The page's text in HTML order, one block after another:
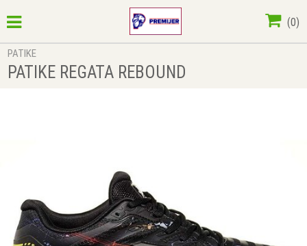
(0)
PATIKE
PATIKE REGATA REBOUND